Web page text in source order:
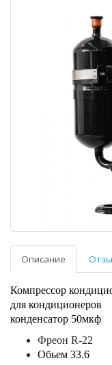
Описание
Компрессор
для кондиционеров
конденсатор 50мкф
Фреон R-22
Обьем 33.6